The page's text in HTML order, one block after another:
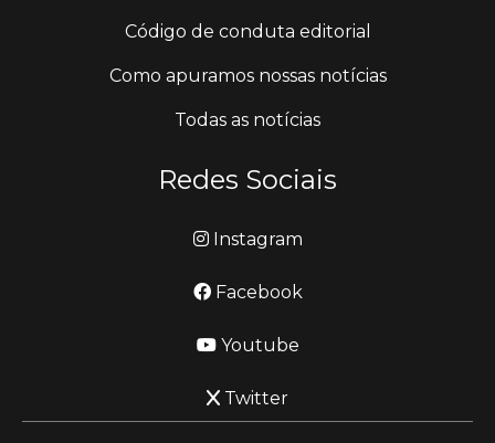
Código de conduta editorial
Como apuramos nossas notícias
Todas as notícias
Redes Sociais
Instagram
Facebook
Youtube
Twitter